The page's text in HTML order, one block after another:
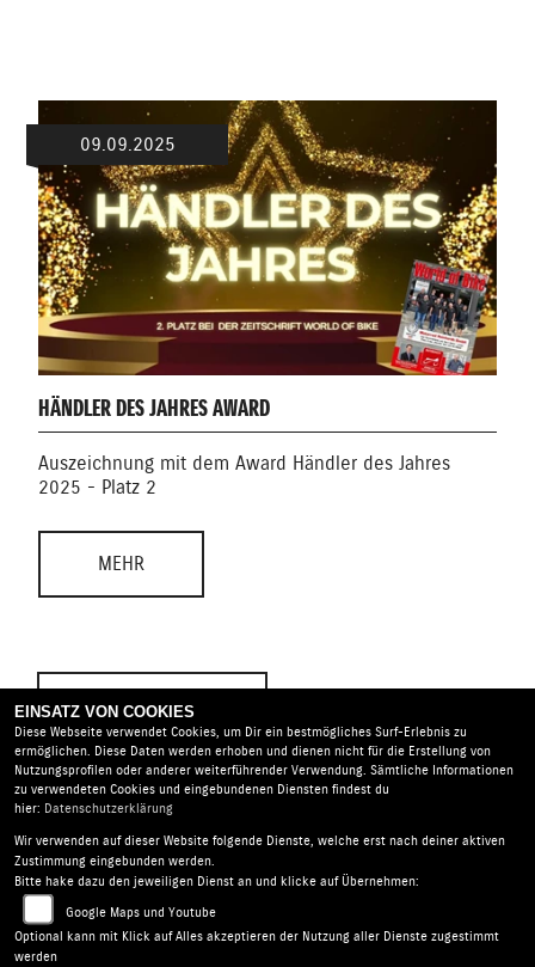
09.09.2025
HÄNDLER DES JAHRES AWARD
Auszeichnung mit dem Award Händler des Jahres
2025 - Platz 2
MEHR
NEWS ARCHIV
Motorrad Reinhardt GmbH |Neustadter Straße 23-25 |
96450 Coburg | Deutschland
AGB |Impressum
Barrierefreiheit |Batterieverordnung
EINSATZ VON COOKIES
Diese Webseite verwendet Cookies, um Dir ein bestmögliches Surf-Erlebnis zu
ermöglichen. Diese Daten werden erhoben und dienen nicht für die Erstellung von
Nutzungsprofilen oder anderer weiterführender Verwendung. Sämtliche Informationen
zu verwendeten Cookies und eingebundenen Diensten findest du
hier: Datenschutzerklärung
Wir verwenden auf dieser Website folgende Dienste, welche erst nach deiner aktiven
Zustimmung eingebunden werden.
Bitte hake dazu den jeweiligen Dienst an und klicke auf Übernehmen:
Google Maps und Youtube
Optional kann mit Klick auf Alles akzeptieren der Nutzung aller Dienste zugestimmt
werden